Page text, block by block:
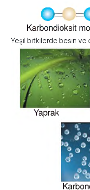
Yeşil bitkilerde besin ve